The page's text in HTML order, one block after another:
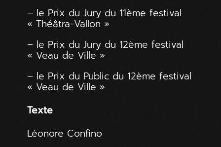
– le Prix du Jury du 11ème festival
« Théâtra-Vallon »
– le Prix du Jury du 12ème festival
« Veau de Ville »
– le Prix du Public du 12ème festival
« Veau de Ville »
Texte
Léonore Confino